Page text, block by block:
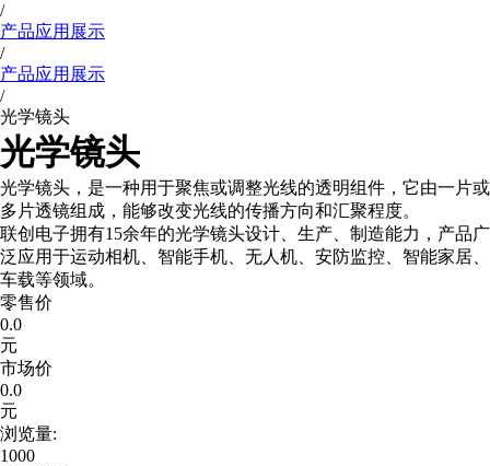
/
产品应用展示
/
产品应用展示
/
光学镜头
光学镜头
光学镜头，是一种用于聚焦或调整光线的透明组件，它由一片或
多片透镜组成，能够改变光线的传播方向和汇聚程度。
联创电子拥有15余年的光学镜头设计、生产、制造能力，产品广
泛应用于运动相机、智能手机、无人机、安防监控、智能家居、
车载等领域。
零售价
0.0
元
市场价
0.0
元
浏览量:
1000